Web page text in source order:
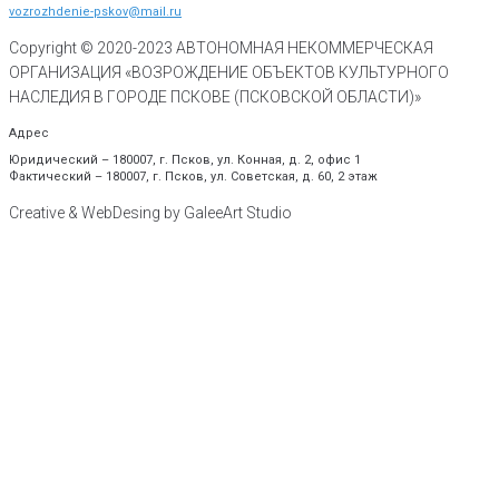
vozrozhdenie-pskov@mail.ru
Copyright © 2020-2023 АВТОНОМНАЯ НЕКОММЕРЧЕСКАЯ
ОРГАНИЗАЦИЯ «ВОЗРОЖДЕНИЕ ОБЪЕКТОВ КУЛЬТУРНОГО
НАСЛЕДИЯ В ГОРОДЕ ПСКОВЕ (ПСКОВСКОЙ ОБЛАСТИ)»
Адрес
Юридический – 180007, г. Псков, ул. Конная, д. 2, офис 1
Фактический – 180007, г. Псков, ул. Советская, д. 60, 2 этаж
Creative & WebDesing by GaleeArt Studio